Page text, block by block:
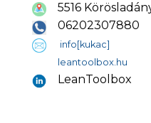
5516
06202307880
info[kukac]
leantoolbox.hu
LeanToolbox